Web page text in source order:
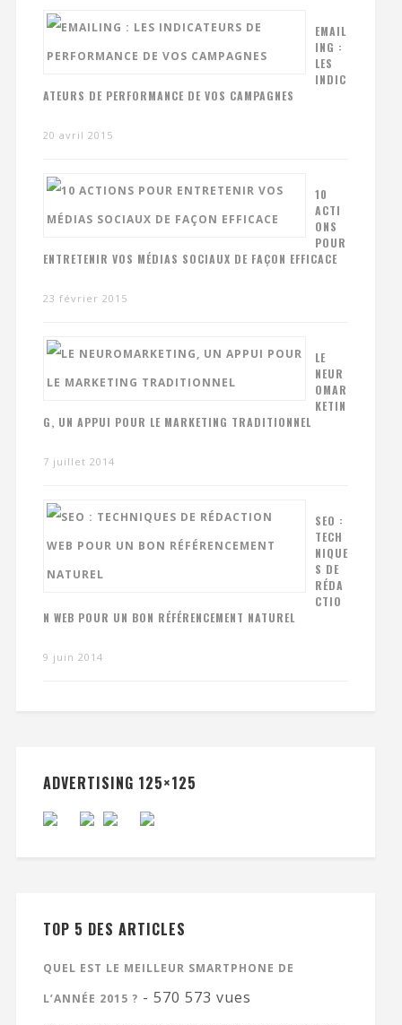
EMAIL
ING :
LES
INDIC
ATEURS DE PERFORMANCE DE VOS CAMPAGNES
20 avril 2015
10
ACTI
ONS
POUR
ENTRETENIR VOS MÉDIAS SOCIAUX DE FAÇON EFFICACE
23 février 2015
LE
NEUR
OMAR
KETIN
G, UN APPUI POUR LE MARKETING TRADITIONNEL
7 juillet 2014
SEO :
TECH
NIQUE
S DE
RÉDA
CTIO
N WEB POUR UN BON RÉFÉRENCEMENT NATUREL
9 juin 2014
ADVERTISING 125×125
TOP 5 DES ARTICLES
QUEL EST LE MEILLEUR SMARTPHONE DE
L’ANNÉE 2015 ? - 570 573 vues